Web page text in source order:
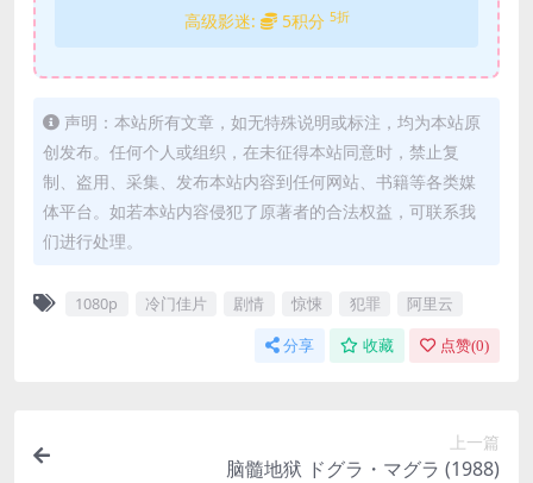
高级影迷: 5积分 5折
声明：本站所有文章，如无特殊说明或标注，均为本站原
创发布。任何个人或组织，在未征得本站同意时，禁止复
制、盗用、采集、发布本站内容到任何网站、书籍等各类媒
体平台。如若本站内容侵犯了原著者的合法权益，可联系我
们进行处理。
1080p 冷门佳片 剧情 惊悚 犯罪 阿里云
分享 收藏 点赞(0)
上一篇
脑髓地狱 ドグラ・マグラ (1988)